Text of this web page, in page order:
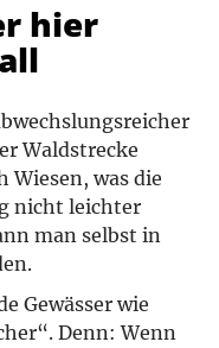
hier
Waldstrecke
Wiesen, was die
nicht leichter
man selbst in
Gewässer wie
Denn: Wenn